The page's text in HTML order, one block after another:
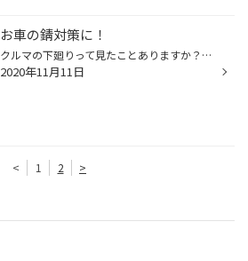
お車の錆対策に！
クルマの下廻りって見たことありますか？？ 意外と下廻りって見落としがち！ 冬になると路面の凍結を防ぐために、凍結防止剤が撒かれているところが多く 冬の道路は非常にさびやすい環境です・・・ 錆対策として、防錆コーティングがおすすめ！ 下廻りに発生した錆部分(錆がなくても予防として使用...
2020年11月11日
< 1 2 >